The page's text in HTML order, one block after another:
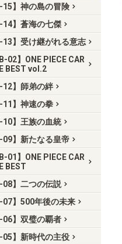
15】神の島の冒険
14】蒼海の七傑
13】受け継がれる意志
02】ONE PIECE CAR
BEST vol.2
12】師弟の絆
11】神速の拳
10】王族の血統
09】新たなる皇帝
01】ONE PIECE CAR
BEST
08】二つの伝説
07】500年後の未来
06】双璧の覇者
05】新時代の主役